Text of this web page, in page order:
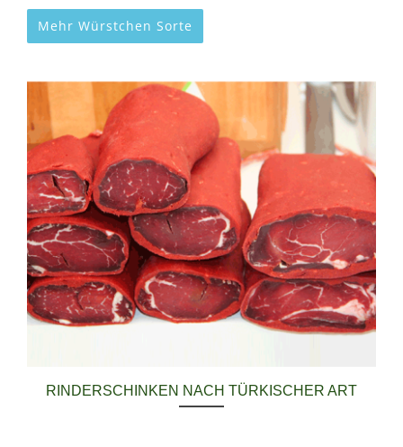
Mehr Würstchen Sorte
RINDERSCHINKEN NACH TÜRKISCHER ART